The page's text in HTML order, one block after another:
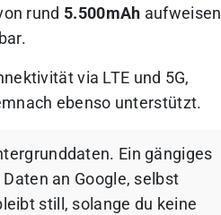
rund 5.500mAh aufweisen
via LTE und 5G,
ebenso unterstützt.
Ein gängiges
an Google, selbst
still, solange du keine